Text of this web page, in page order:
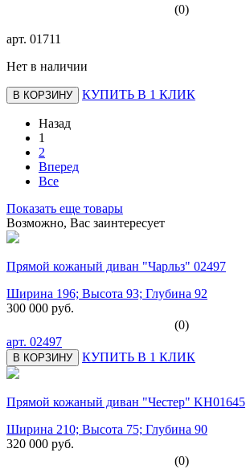
(0)
арт. 01711
Нет в наличии
В КОРЗИНУ КУПИТЬ В 1 КЛИК
Назад
1
2
Вперед
Все
Показать еще товары
Возможно, Вас заинтересует
Прямой кожаный диван "Чарльз" 02497
Ширина 196; Высота 93; Глубина 92
300 000 руб.
(0)
арт. 02497
В КОРЗИНУ КУПИТЬ В 1 КЛИК
Прямой кожаный диван "Честер" KH01645
Ширина 210; Высота 75; Глубина 90
320 000 руб.
(0)